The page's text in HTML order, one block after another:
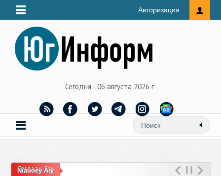
Авторизация
Сегодня - 06 августа 2026 г
Ñîáûòèÿ Äíÿ